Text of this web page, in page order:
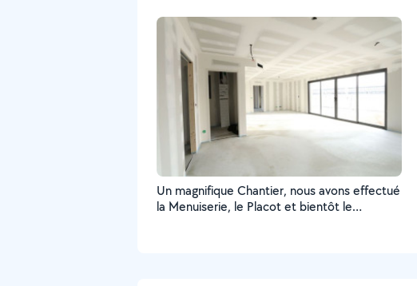
Un magnifique Chantier, nous avons effectué
la Menuiserie, le Placot et bientôt le